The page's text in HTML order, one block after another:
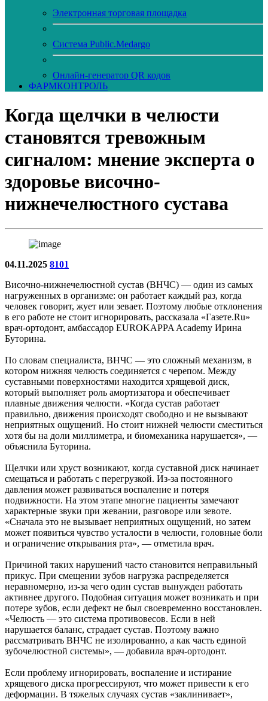
Электронная торговая площадка
Система Public.Medargo
Онлайн-генератор QR кодов
ФАРМКОНТРОЛЬ
Когда щелчки в челюсти
становятся тревожным
сигналом: мнение эксперта о
здоровье височно-
нижнечелюстного сустава
04.11.2025 8101
Височно-нижнечелюстной сустав (ВНЧС) — один из самых
нагруженных в организме: он работает каждый раз, когда
человек говорит, жует или зевает. Поэтому любые отклонения
в его работе не стоит игнорировать, рассказала «Газете.Ru»
врач-ортодонт, амбассадор EUROKAPPA Academy Ирина
Буторина.
По словам специалиста, ВНЧС — это сложный механизм, в
котором нижняя челюсть соединяется с черепом. Между
суставными поверхностями находится хрящевой диск,
который выполняет роль амортизатора и обеспечивает
плавные движения челюсти. «Когда сустав работает
правильно, движения происходят свободно и не вызывают
неприятных ощущений. Но стоит нижней челюсти сместиться
хотя бы на доли миллиметра, и биомеханика нарушается», —
объяснила Буторина.
Щелчки или хруст возникают, когда суставной диск начинает
смещаться и работать с перегрузкой. Из-за постоянного
давления может развиваться воспаление и потеря
подвижности. На этом этапе многие пациенты замечают
характерные звуки при жевании, разговоре или зевоте.
«Сначала это не вызывает неприятных ощущений, но затем
может появиться чувство усталости в челюсти, головные боли
и ограничение открывания рта», — отметила врач.
Причиной таких нарушений часто становится неправильный
прикус. При смещении зубов нагрузка распределяется
неравномерно, из-за чего один сустав вынужден работать
активнее другого. Подобная ситуация может возникать и при
потере зубов, если дефект не был своевременно восстановлен.
«Челюсть — это система противовесов. Если в ней
нарушается баланс, страдает сустав. Поэтому важно
рассматривать ВНЧС не изолированно, а как часть единой
зубочелюстной системы», — добавила врач-ортодонт.
Если проблему игнорировать, воспаление и истирание
хрящевого диска прогрессируют, что может привести к его
деформации. В тяжелых случаях сустав «заклинивает»,